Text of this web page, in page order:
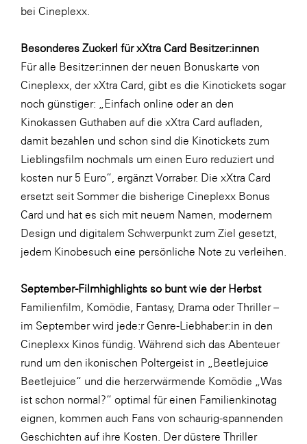
MTH Retail Group
OptimaMed
PAGRO
PHH Rechtsanwält:innen
Primark
Salesforce
sebamed
SeneCura
SERVICE&MORE
SKINUANCE®
Somfy
Sony DADC
SPIEGLTEC
STIHL Tirol
Trend Micro
TAG GmbH
VALETTA
bei Cineplexx.
Besonderes Zuckerl für xXtra Card Besitzer:innen
Für alle Besitzer:innen der neuen Bonuskarte von
Cineplexx, der xXtra Card, gibt es die Kinotickets sogar
noch günstiger: „Einfach online oder an den
Kinokassen Guthaben auf die xXtra Card aufladen,
damit bezahlen und schon sind die Kinotickets zum
Lieblingsfilm nochmals um einen Euro reduziert und
kosten nur 5 Euro“, ergänzt Vorraber. Die xXtra Card
ersetzt seit Sommer die bisherige Cineplexx Bonus
Card und hat es sich mit neuem Namen, modernem
Design und digitalem Schwerpunkt zum Ziel gesetzt,
jedem Kinobesuch eine persönliche Note zu verleihen.
September-Filmhighlights so bunt wie der Herbst
Familienfilm, Komödie, Fantasy, Drama oder Thriller –
im September wird jede:r Genre-Liebhaber:in in den
Cineplexx Kinos fündig. Während sich das Abenteuer
rund um den ikonischen Poltergeist in „Beetlejuice
Beetlejuice“ und die herzerwärmende Komödie „Was
ist schon normal?“ optimal für einen Familienkinotag
eignen, kommen auch Fans von schaurig-spannenden
Geschichten auf ihre Kosten. Der düstere Thriller